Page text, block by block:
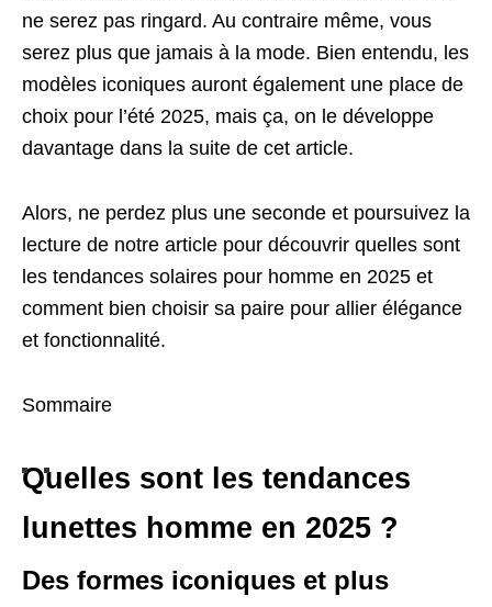
ne serez pas ringard. Au contraire même, vous
serez plus que jamais à la mode. Bien entendu, les
modèles iconiques auront également une place de
choix pour l’été 2025, mais ça, on le développe
davantage dans la suite de cet article.
Alors, ne perdez plus une seconde et poursuivez la
lecture de notre article pour découvrir quelles sont
les tendances solaires pour homme en 2025 et
comment bien choisir sa paire pour allier élégance
et fonctionnalité.
Sommaire
Quelles sont les tendances
lunettes homme en 2025 ?
Des formes iconiques et plus